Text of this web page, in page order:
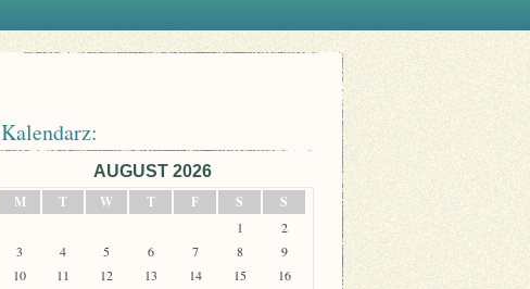
Kalendarz:
AUGUST 2026
M
T W T F S S
1
2
3
4 5 6 7 8
9
10
11 12 13 14 15
16